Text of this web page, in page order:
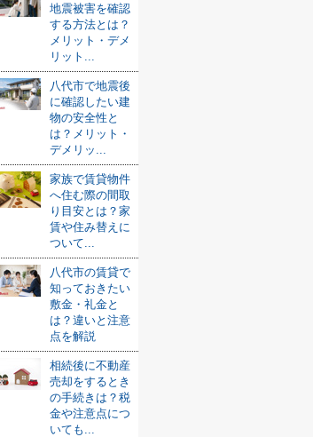
地震被害を確認
する方法とは？
メリット・デメ
リット...
八代市で地震後
に確認したい建
物の安全性と
は？メリット・
デメリッ...
家族で賃貸物件
へ住む際の間取
り目安とは？家
賃や住み替えに
ついて...
八代市の賃貸で
知っておきたい
敷金・礼金と
は？違いと注意
点を解説
相続後に不動産
売却をするとき
の手続きは？税
金や注意点につ
いても...